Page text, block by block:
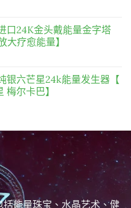
口24K金头戴能量金字塔
大疗愈能量】
银六芒星24k能量发生器【
尔卡巴】
括能量珠宝、水晶艺术、健